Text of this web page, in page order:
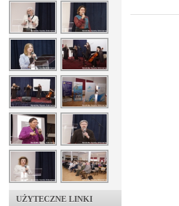
UŻYTECZNE LINKI